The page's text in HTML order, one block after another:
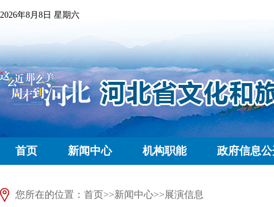
2026年8月8日 星期六
首页 新闻中心 机构职能 政府信息
您所在的位置： 首页>>新闻中心>>展演信息